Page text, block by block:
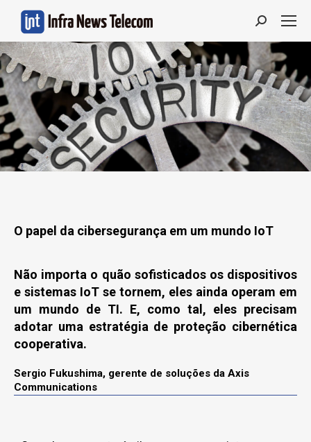
Search:
O papel da cibersegurança em um mundo IoT
Não importa o quão sofisticados os dispositivos
e sistemas IoT se tornem, eles ainda operam em
um mundo de TI. E, como tal, eles precisam
adotar uma estratégia de proteção cibernética
cooperativa.
Sergio Fukushima, gerente de soluções da Axis
Communications